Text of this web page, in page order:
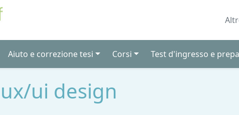
Aiuto e correzione tesi Corsi Test d'ingresso e
ui design